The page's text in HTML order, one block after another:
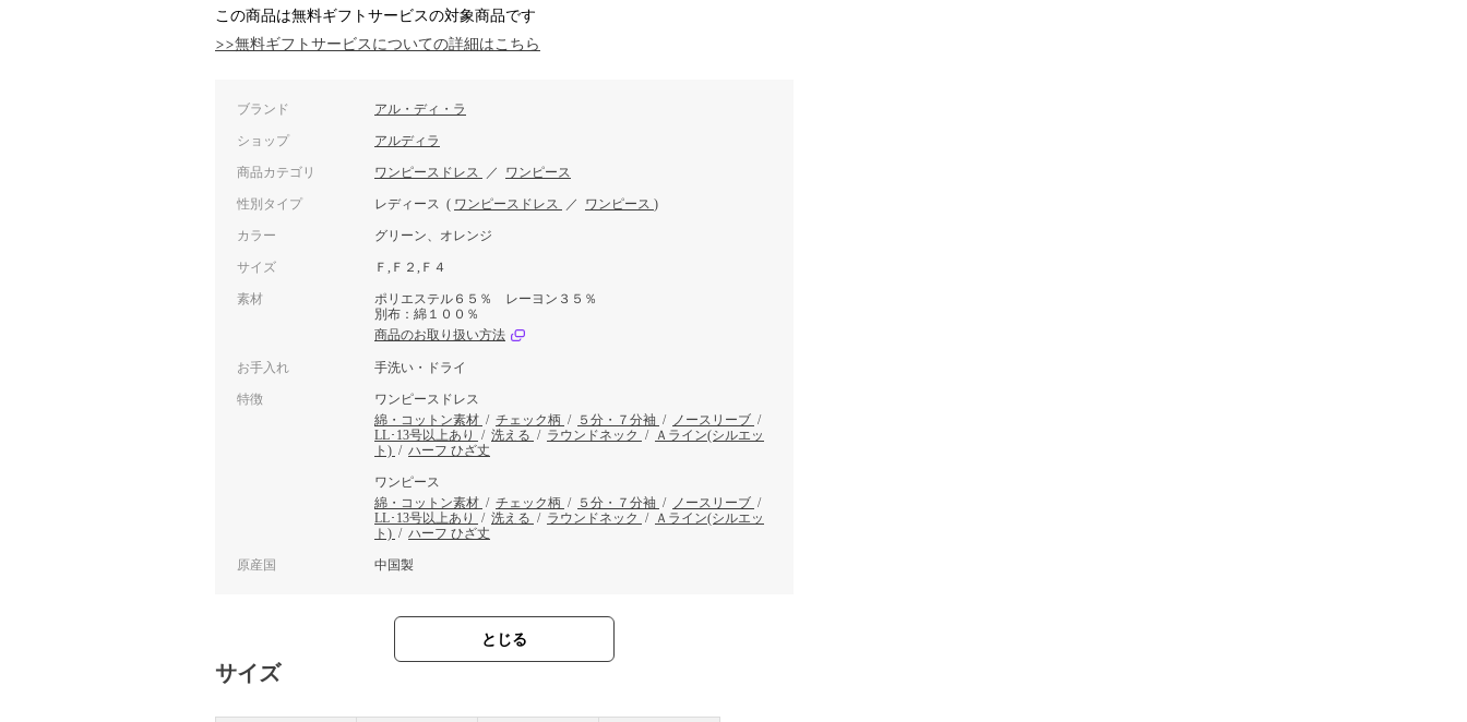
この商品は無料ギフトサービスの対象商品です
>>無料ギフトサービスについての詳細はこちら
ブランド アル・ディ・ラ
ショップ アルディラ
商品カテゴリ ワンピースドレス ／ ワンピース
性別タイプ レディース ( ワンピースドレス ／ ワンピース )
カラー グリーン、オレンジ
サイズ Ｆ,Ｆ２,Ｆ４
素材
ポリエステル６５％ レーヨン３５％
別布：綿１００％
商品のお取り扱い方法
お手入れ 手洗い・ドライ
特徴
ワンピースドレス
綿・コットン素材 / チェック柄 / ５分・７分袖 / ノースリーブ /
LL･13号以上あり
/ 洗える / ラウンドネック / Ａライン(シルエッ
ト) / ハーフ ひざ丈
ワンピース
綿・コットン素材 / チェック柄 / ５分・７分袖 / ノースリーブ /
LL･13号以上あり
/ 洗える / ラウンドネック / Ａライン(シルエッ
ト) / ハーフ ひざ丈
原産国 中国製
とじる
サイズ